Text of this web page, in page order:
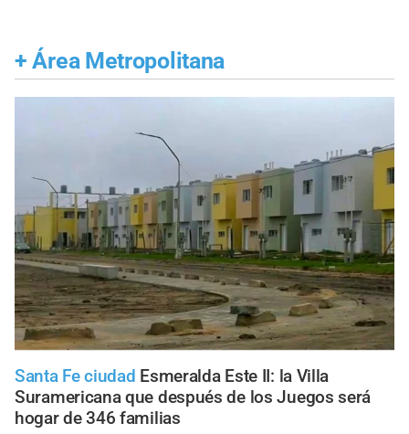
+ Área Metropolitana
Santa Fe ciudad Esmeralda Este II: la Villa
Suramericana que después de los Juegos será
hogar de 346 familias